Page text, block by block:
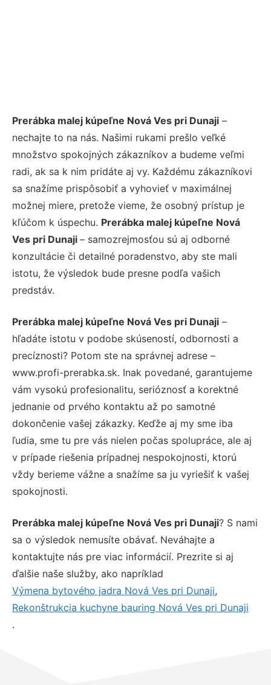
Prerábka malej kúpeľne Nová Ves pri Dunaji –
nechajte to na nás. Našimi rukami prešlo veľké
množstvo spokojných zákazníkov a budeme veľmi
radi, ak sa k nim pridáte aj vy. Každému zákazníkovi
sa snažíme prispôsobiť a vyhovieť v maximálnej
možnej miere, pretože vieme, že osobný prístup je
kľúčom k úspechu. Prerábka malej kúpeľne Nová
Ves pri Dunaji – samozrejmosťou sú aj odborné
konzultácie či detailné poradenstvo, aby ste mali
istotu, že výsledok bude presne podľa vašich
predstáv.
Prerábka malej kúpeľne Nová Ves pri Dunaji –
hľadáte istotu v podobe skúseností, odbornosti a
precíznosti? Potom ste na správnej adrese –
www.profi-prerabka.sk. Inak povedané, garantujeme
vám vysokú profesionalitu, serióznosť a korektné
jednanie od prvého kontaktu až po samotné
dokončenie vašej zákazky. Keďže aj my sme iba
ľudia, sme tu pre vás nielen počas spolupráce, ale aj
v prípade riešenia prípadnej nespokojnosti, ktorú
vždy berieme vážne a snažíme sa ju vyriešiť k vašej
spokojnosti.
Prerábka malej kúpeľne Nová Ves pri Dunaji? S nami
sa o výsledok nemusíte obávať. Neváhajte a
kontaktujte nás pre viac informácií. Prezrite si aj
ďalšie naše služby, ako napríklad
Výmena bytového jadra Nová Ves pri Dunaji,
Rekonštrukcia kuchyne bauring Nová Ves pri Dunaji
.